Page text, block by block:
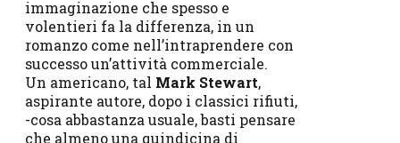
immaginazione che spesso e
volentieri fa la differenza, in un
romanzo come nell’intraprendere con
successo un’attività commerciale.
Un americano, tal Mark Stewart,
aspirante autore, dopo i classici rifiuti,
-cosa abbastanza usuale, basti pensare
che almeno una quindicina di